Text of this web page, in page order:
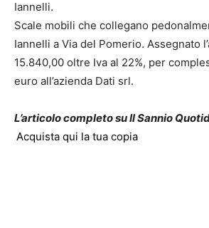
Iannelli.
Scale mobili che collegano
Iannelli a Via del Pomerio. Assegnato
15.840,00 oltre Iva al 22%, per
euro all’azienda Dati srl.
L’articolo completo su Il Sannio
Acquista qui la tua copia